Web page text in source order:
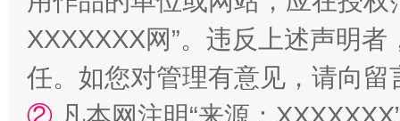
XXXXXXX网”。违反上述声明
任。如您对管理有意见，请向